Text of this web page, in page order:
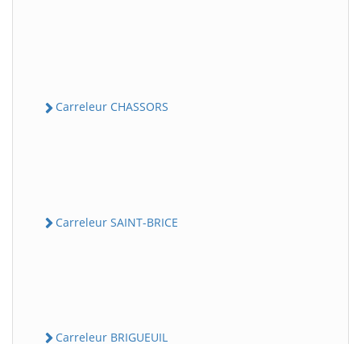
Carreleur CHASSORS
Carreleur SAINT-BRICE
Carreleur BRIGUEUIL